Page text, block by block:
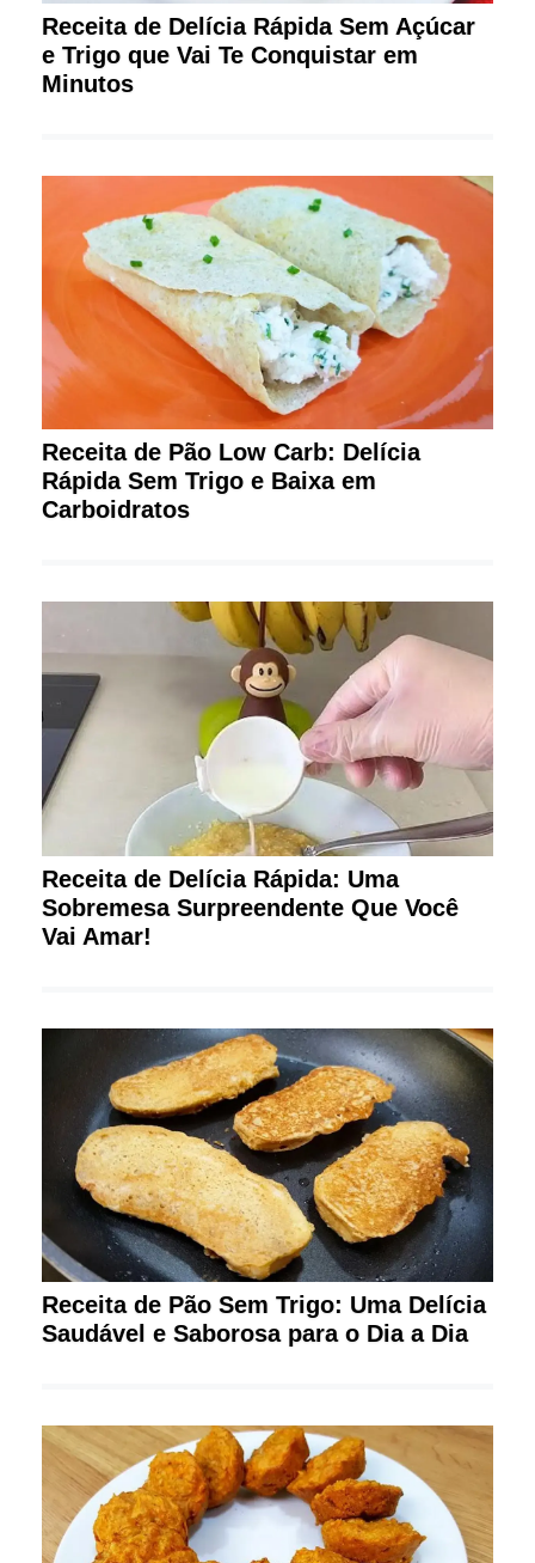
Receita de Delícia Rápida Sem Açúcar
e Trigo que Vai Te Conquistar em
Minutos
Receita de Pão Low Carb: Delícia
Rápida Sem Trigo e Baixa em
Carboidratos
Receita de Delícia Rápida: Uma
Sobremesa Surpreendente Que Você
Vai Amar!
Receita de Pão Sem Trigo: Uma Delícia
Saudável e Saborosa para o Dia a Dia